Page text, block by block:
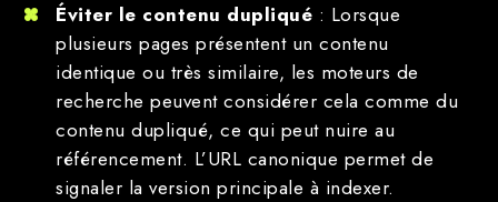
Éviter le contenu dupliqué : Lorsque
plusieurs pages présentent un contenu
identique ou très similaire, les moteurs de
recherche peuvent considérer cela comme du
contenu dupliqué, ce qui peut nuire au
référencement. L’URL canonique permet de
signaler la version principale à indexer.